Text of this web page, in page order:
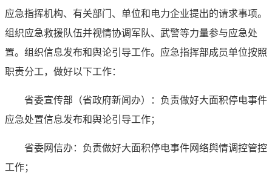
应急指挥机构、有关部门、单位和电力企业提出的请求事项。
组织应急救援队伍并视情协调军队、武警等力量参与应急处
置。组织信息发布和舆论引导工作。应急指挥部成员单位按照
职责分工，做好以下工作：
省委宣传部（省政府新闻办）：负责做好大面积停电事件
应急处置信息发布和舆论引导工作；
省委网信办：负责做好大面积停电事件网络舆情调控管控
工作；